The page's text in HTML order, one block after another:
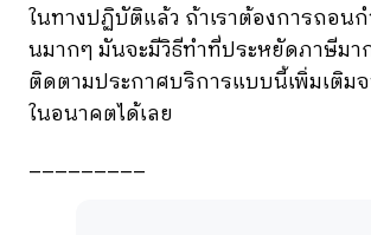
ในทางปฏิบัติแล้ว ถ้าเราต้องการถอนก
นมากๆ มันจะมีวิธีทำที่ประหยัดภาษีมา
ติดตามประกาศบริการแบบนี้เพิ่มเติม
ในอนาคตได้เลย